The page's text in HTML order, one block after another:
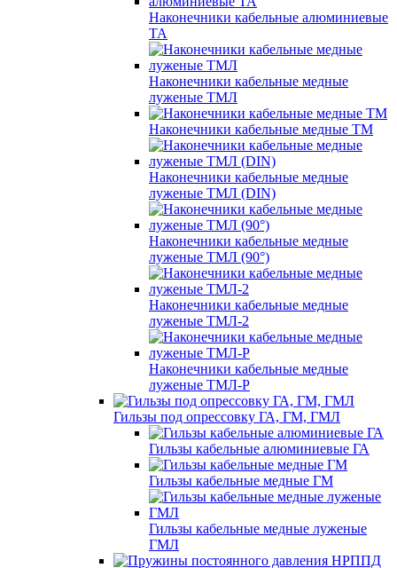
Наконечники кабельные алюминиевые
ТА
Наконечники кабельные медные
луженые ТМЛ
Наконечники кабельные медные ТМ
Наконечники кабельные медные
луженые ТМЛ (DIN)
Наконечники кабельные медные
луженые ТМЛ (90°)
Наконечники кабельные медные
луженые ТМЛ-2
Наконечники кабельные медные
луженые ТМЛ-Р
Гильзы под опрессовку ГА, ГМ, ГМЛ
Гильзы кабельные алюминиевые ГА
Гильзы кабельные медные ГМ
Гильзы кабельные медные луженые
ГМЛ